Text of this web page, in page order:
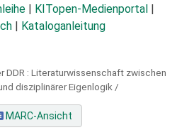
KITopen-Medienportal
Kataloganleitung
DDR : Literaturwissenschaft zwischen
disziplinärer Eigenlogik /
MARC-Ansicht